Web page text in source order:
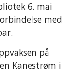
6. mai
med
på
Kanestrøm i